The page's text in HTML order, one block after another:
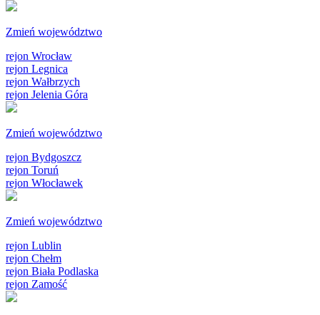
Zmień województwo
rejon Wrocław
rejon Legnica
rejon Wałbrzych
rejon Jelenia Góra
Zmień województwo
rejon Bydgoszcz
rejon Toruń
rejon Włocławek
Zmień województwo
rejon Lublin
rejon Chełm
rejon Biała Podlaska
rejon Zamość